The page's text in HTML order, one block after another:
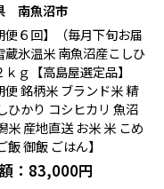
県）
）
県）
県）
都府）
南魚沼市
便６回】（毎月下旬お届
蔵氷温米 南魚沼産こしひ
ｋｇ【高島屋選定品】
便 銘柄米 ブランド米 精
ひかり コシヒカリ 魚沼
米 産地直送 お米 米 こめ
飯 御飯 ごはん】
：83,000円